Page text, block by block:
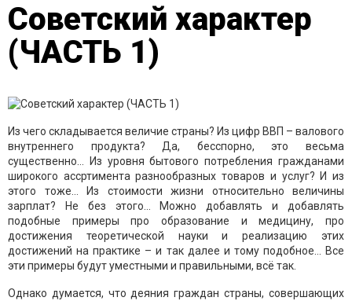
Советский характер
(ЧАСТЬ 1)
Из чего складывается величие страны? Из цифр ВВП – валового
внутреннего продукта? Да, бесспорно, это весьма
существенно… Из уровня бытового потребления гражданами
широкого ассртимента разнообразных товаров и услуг? И из
этого тоже… Из стоимости жизни относительно величины
зарплат? Не без этого… Можно добавлять и добавлять
подобные примеры про образование и медицину, про
достижения теоретической науки и реализацию этих
достижений на практике – и так далее и тому подобное… Все
эти примеры будут уместными и правильными, всё так.
Однако думается, что деяния граждан страны, совершающих